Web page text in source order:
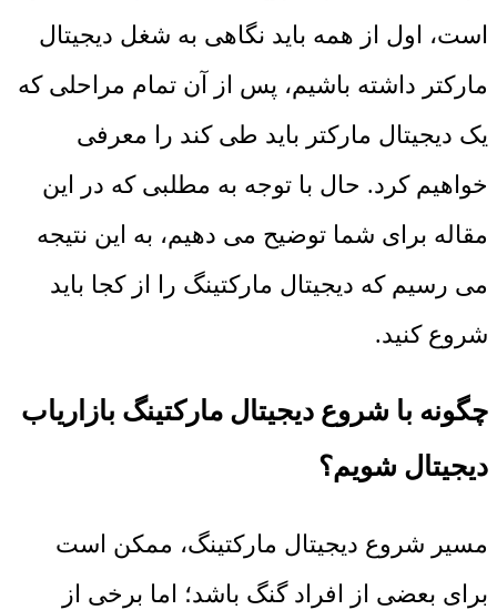
است، اول از همه باید نگاهی به شغل دیجیتال
مارکتر داشته باشیم، پس از آن تمام مراحلی که
یک دیجیتال مارکتر باید طی کند را معرفی
خواهیم کرد. حال با توجه به مطلبی که در این
مقاله برای شما توضیح می دهیم، به این نتیجه
می رسیم که دیجیتال مارکتینگ را از کجا باید
شروع کنید.
چگونه با شروع دیجیتال مارکتینگ بازاریاب
دیجیتال شویم؟
مسیر شروع دیجیتال مارکتینگ، ممکن است
برای بعضی از افراد گنگ باشد؛ اما برخی از